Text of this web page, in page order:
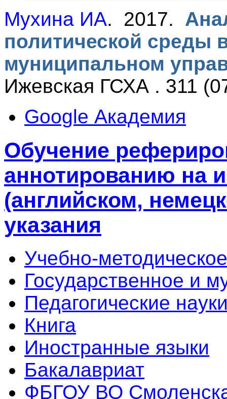
Мухина ИА. 2017.
политической среды
муниципальном
Ижевская ГСХА . 311
Google Академия
Обучение
аннотированию на
(английском,
указания
Учебно-
Государственное и
Педагогические
Книга
Иностранные языки
Бакалавриат
ФБГОУ ВО